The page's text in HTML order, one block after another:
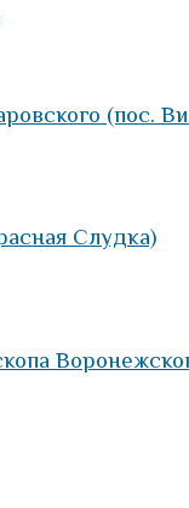
(пос.
Слудка)